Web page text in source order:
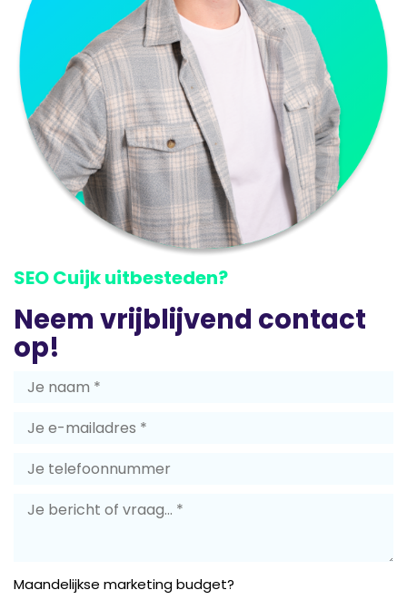
SEO Cuijk uitbesteden?
Neem vrijblijvend contact
op!
Maandelijkse marketing budget?